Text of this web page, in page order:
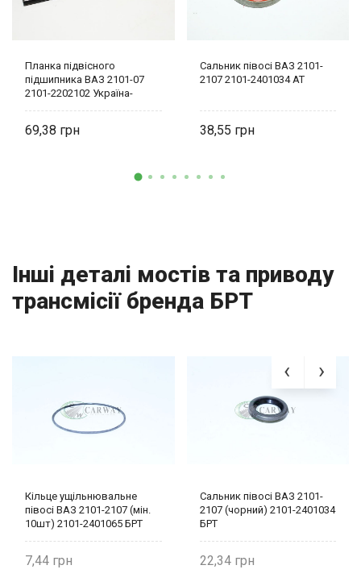
Планка підвісного
підшипника ВАЗ 2101-07
2101-2202102 Україна-
69,38
Сальник півосі ВАЗ 2101-
2107 2101-2401034 AT
38,55
Інші деталі мостів та приводу
трансмісії бренда БРТ
Кільце ущільнювальне
півосі ВАЗ 2101-2107 (мін.
10шт) 2101-2401065 БРТ
7,44
Сальник півосі ВАЗ 2101-
2107 (чорний) 2101-2401034
БРТ
22,34